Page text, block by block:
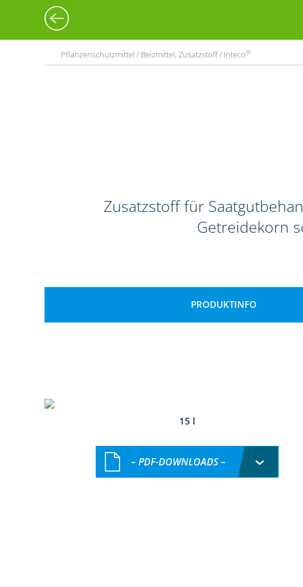
Pflanzenschutzmittel / Beizmittel, Zusatzstoff / Inteco®
Zusatzstoff für
Getreidekorn
PRODUKTINFO
15 l
– PDF-DOWNLOADS –